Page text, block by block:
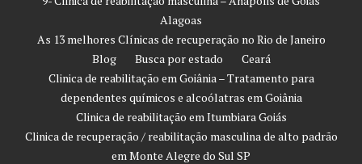
Alagoas
As 13 melhores Clínicas de recuperação no Rio de Janeiro
Blog
Busca por estado
Ceará
Clinica de reabilitação em Goiânia – Tratamento para
dependentes químicos e alcoólatras em Goiânia
Clinica de reabilitação em Itumbiara Goiás
Clinica de recuperação / reabilitação masculina de alto padrão
em Monte Alegre do Sul SP